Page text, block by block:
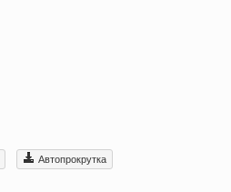
Автопрокрутка